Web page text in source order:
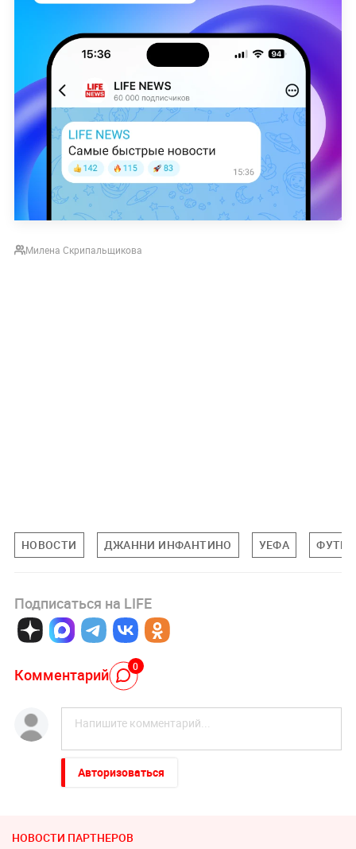
Милена Скрипальщикова
НОВОСТИ ДЖАННИ ИНФАНТИНО УЕФА
Подписаться на LIFE
Комментарий 0
Авторизоваться
НОВОСТИ ПАРТНЕРОВ